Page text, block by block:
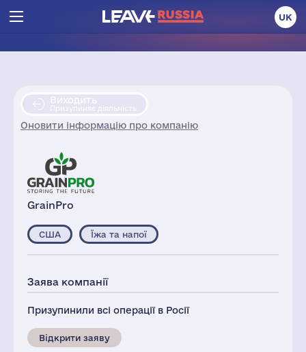
UK
Виходить
Призупиняє діяльність
Оновити інформацію про компанію
GrainPro
США Їжа та напої
Заява компанії
Призупинили всі операції в Росії
Відкрити заяву